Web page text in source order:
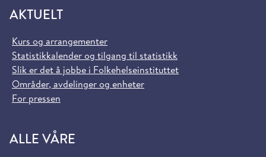
AKTUELT
Kurs og arrangementer
Statistikkalender og tilgang til statistikk
Slik er det å jobbe i Folkehelseinstituttet
Områder, avdelinger og enheter
For pressen
ALLE VÅRE